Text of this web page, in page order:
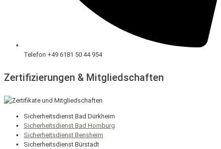
Telefon +49 6181 50 44 954
Zertifizierungen & Mitgliedschaften
Sicherheitsdienst Bad Dürkheim
Sicherheitsdienst Bad Homburg
Sicherheitsdienst Bensheim
Sicherheitsdienst Bürstadt